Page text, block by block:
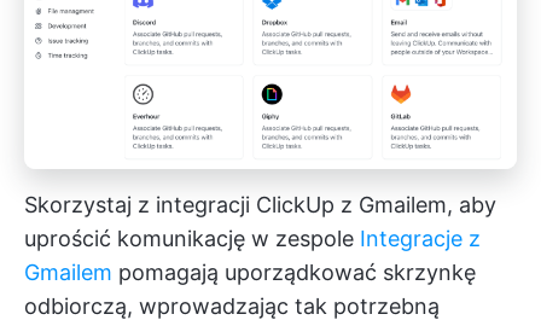
Skorzystaj z integracji ClickUp z Gmailem, aby
uprościć komunikację w zespole Integracje z
Gmailem pomagają uporządkować skrzynkę
odbiorczą, wprowadzając tak potrzebną